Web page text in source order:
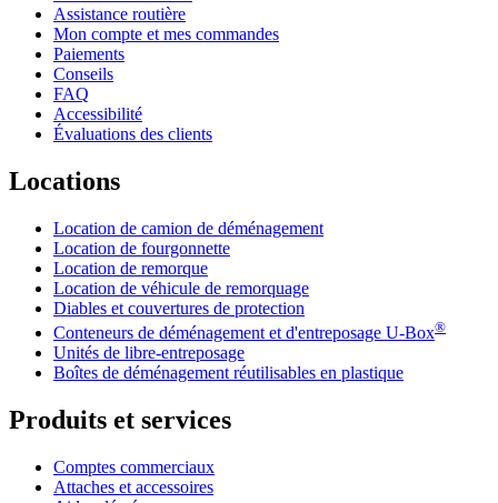
Assistance routière
Mon compte et mes commandes
Paiements
Conseils
FAQ
Accessibilité
Évaluations des clients
Locations
Location de camion de déménagement
Location de fourgonnette
Location de remorque
Location de véhicule de remorquage
Diables et couvertures de protection
Conteneurs de déménagement et d'entreposage U-Box®
Unités de libre-entreposage
Boîtes de déménagement réutilisables en plastique
Produits et services
Comptes commerciaux
Attaches et accessoires